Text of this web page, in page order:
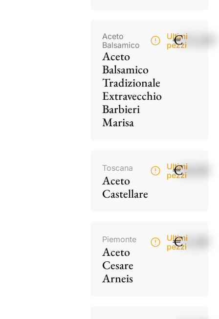
Aceto
Balsamico
Aceto
Balsamico
Tradizionale
Extravecchio
Barbieri
Marisa
Ultimi
pezzi
€115,00
Toscana
Aceto
Castellare
Ultimi
pezzi
€18,00
Piemonte
Aceto
Cesare
Arneis
Ultimi
pezzi
€15,00